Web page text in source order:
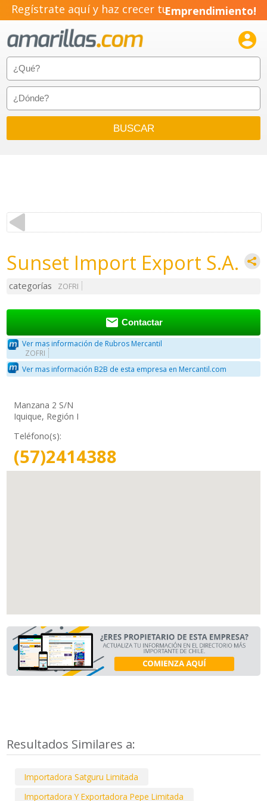
Regístrate aquí y haz crecer tuEmprendimiento!

Sunset Import Export S.A.
categorías ZOFRI
 Contactar
Ver mas información de Rubros Mercantil
ZOFRI
Ver mas información B2B de esta empresa en Mercantil.com
Manzana 2 S/N
Iquique, Región I
Teléfono(s):
(57)2414388
Resultados Similares a:
Importadora Satguru Limitada
Importadora Y Exportadora Pepe Limitada